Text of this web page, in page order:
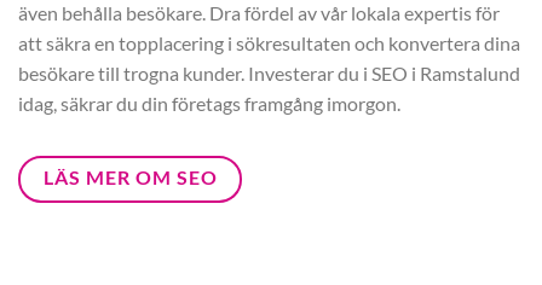
även behålla besökare. Dra fördel av vår lokala expertis för
att säkra en topplacering i sökresultaten och konvertera dina
besökare till trogna kunder. Investerar du i SEO i Ramstalund
idag, säkrar du din företags framgång imorgon.
LÄS MER OM SEO